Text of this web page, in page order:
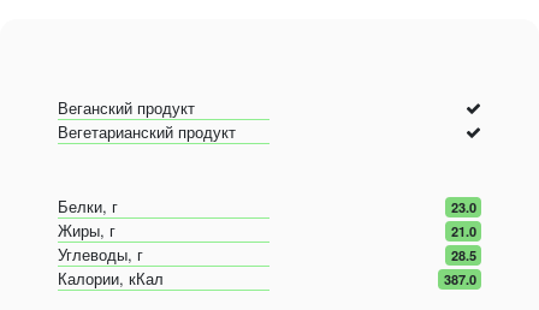
Веганский продукт
Вегетарианский продукт
Белки, г 23.0
Жиры, г 21.0
Углеводы, г 28.5
Калории, кКал 387.0